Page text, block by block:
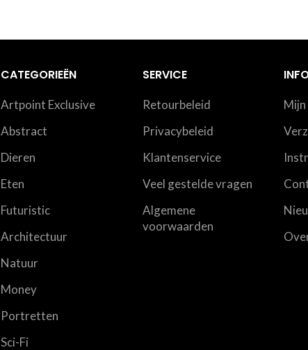
CATEGORIEËN
Artpoint Exclusive
Abstract
Dieren
Eten
Futuristic
Architectuur
Natuur
Money
Portretten
Sci-Fi
SERVICE
Retourbeleid
Privacybeleid
Klantenservice
Veel gestelde vragen
Algemene
voorwaarden